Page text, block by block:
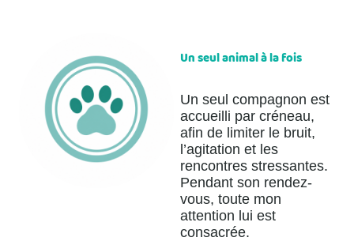
Un seul animal à la fois
Un seul compagnon est
accueilli par créneau,
afin de limiter le bruit,
l’agitation et les
rencontres stressantes.
Pendant son rendez-
vous, toute mon
attention lui est
consacrée.